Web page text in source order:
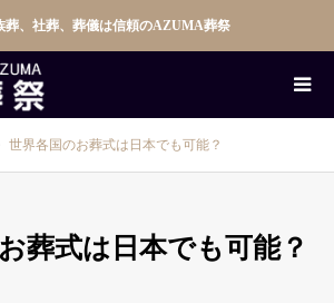
葬、社葬、葬儀は信頼のAZUMA葬祭
世界各国のお葬式は日本でも可能？
葬式は日本でも可能？